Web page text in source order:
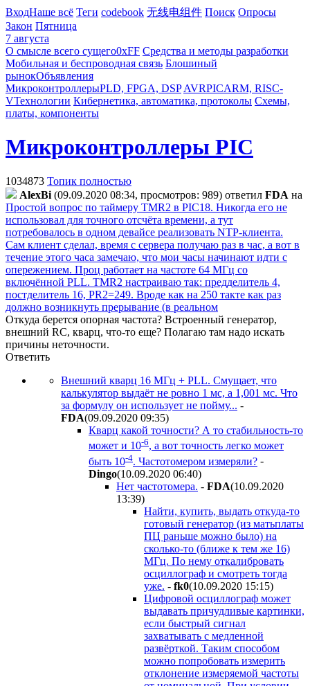
ВходНаше всё Теги codebook 无线电组件 Поиск Опросы
Закон Пятница
7 августа
О смысле всего сущего0xFF Средства и методы разработки
Мобильная и беспроводная связь Блошиный
рынокОбъявления
МикроконтроллерыPLD, FPGA, DSP AVRPICARM, RISC-
VТехнологии Кибернетика, автоматика, протоколы Схемы,
платы, компоненты
Микроконтроллеры PIC
1034873 Топик полностью
AlexBi (09.09.2020 08:34, просмотров: 989) ответил FDA на
Простой вопрос по таймеру TMR2 в PIC18. Никогда его не
использовал для точного отсчёта времени, а тут
потребовалось в одном девайсе реализовать NTP-клиента.
Сам клиент сделал, время с сервера получаю раз в час, а вот в
течение этого часа замечаю, что мои часы начинают идти с
опережением. Проц работает на частоте 64 МГц со
включённой PLL. TMR2 настраиваю так: предделитель 4,
постделитель 16, PR2=249. Вроде как на 250 такте как раз
должно возникнуть прерывание (в реальном
Откуда берется опорная частота? Встроенный генератор,
внешний RC, кварц, что-то еще? Полагаю там надо искать
причины неточности.
Ответить
Внешний кварц 16 МГц + PLL. Смущает, что
калькулятор выдаёт не ровно 1 мс, а 1,001 мс. Что
за формулу он использует не пойму... -
FDA(09.09.2020 09:35)
Кварц какой точности? А то стабильность-то
может и 10-6, а вот точность легко может
быть 10-4. Частотомером измеряли? -
Dingo(10.09.2020 06:40)
Нет частотомера. - FDA(10.09.2020
13:39)
Найти, купить, выдать откуда-то
готовый генератор (из матьплаты
ПЦ раньше можно было) на
сколько-то (ближе к тем же 16)
МГц. По нему откалибровать
осциллограф и смотреть тогда
уже. - fk0(10.09.2020 15:15)
Цифровой осциллограф может
выдавать причудливые картинки,
если быстрый сигнал
захватывать с медленной
развёрткой. Таким способом
можно попробовать измерить
отклонение измеряемой частоты